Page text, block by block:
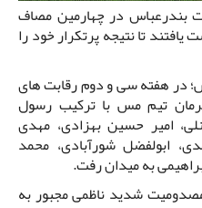
بندرعباس در چهارمین مصاف
تا نتیجه پرتکرار خود را
در هفته سی و دوم رقابت های
تیم مس با ترکیب رسول
امیر حسین بهزادی، مهدی
ابولفضل شورآبادی، محمد
به میدان رفت.
دلیل مصدومیت شدید ناظمی مجبور به